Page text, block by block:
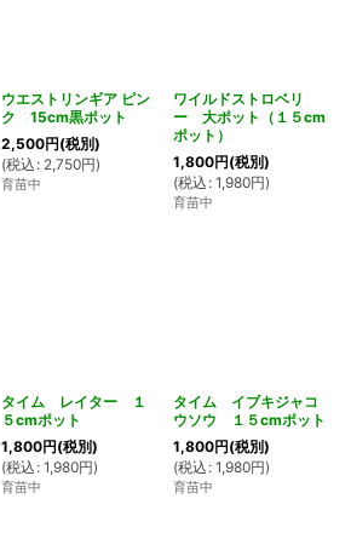
ウエストリンギア ピン
ク 15cm黒ポット
2,500円(税別)
(税込 : 2,750円)
育苗中
ワイルドストロベリ
ー 大ポット（１５cm
ポット）
1,800円(税別)
(税込 : 1,980円)
育苗中
タイム レイター １
５cmポット
1,800円(税別)
(税込 : 1,980円)
育苗中
タイム イブキジャコ
ウソウ １５cmポット
1,800円(税別)
(税込 : 1,980円)
育苗中